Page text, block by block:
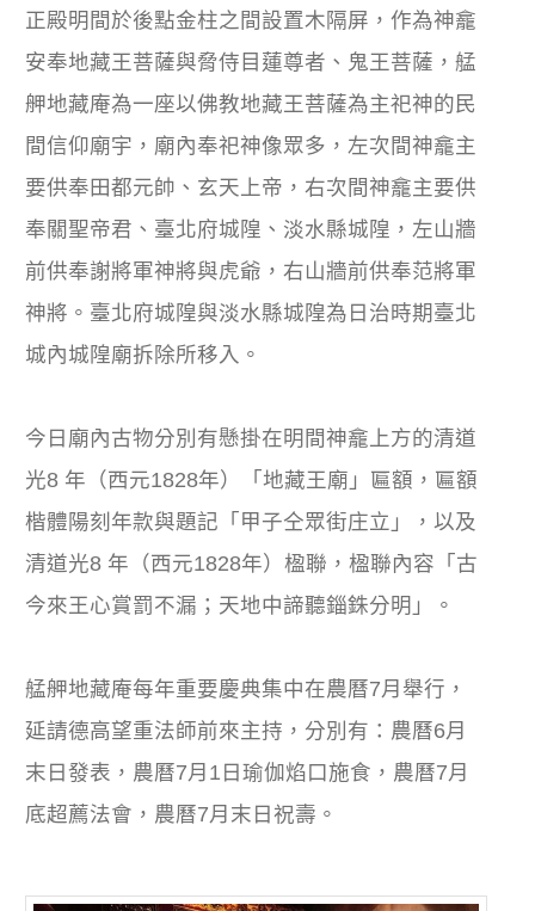
正殿明間於後點金柱之間設置木隔屏，作為神龕
安奉地藏王菩薩與脅侍目蓮尊者、鬼王菩薩，艋
舺地藏庵為一座以佛教地藏王菩薩為主祀神的民
間信仰廟宇，廟內奉祀神像眾多，左次間神龕主
要供奉田都元帥、玄天上帝，右次間神龕主要供
奉關聖帝君、臺北府城隍、淡水縣城隍，左山牆
前供奉謝將軍神將與虎爺，右山牆前供奉范將軍
神將。臺北府城隍與淡水縣城隍為日治時期臺北
城內城隍廟拆除所移入。
今日廟內古物分別有懸掛在明間神龕上方的清道
光8 年（西元1828年）「地藏王廟」匾額，匾額
楷體陽刻年款與題記「甲子仝眾街庄立」，以及
清道光8 年（西元1828年）楹聯，楹聯內容「古
今來王心賞罰不漏；天地中諦聽錙銖分明」。
艋舺地藏庵每年重要慶典集中在農曆7月舉行，
延請德高望重法師前來主持，分別有：農曆6月
末日發表，農曆7月1日瑜伽焰口施食，農曆7月
底超薦法會，農曆7月末日祝壽。